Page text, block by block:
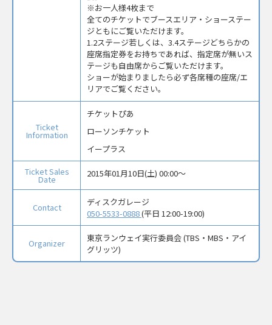
※お一人様4枚まで
全てのチケットでブースエリア・ショーステー
ジともにご覧いただけます。
1.2ステージ若しくは、3.4ステージどちらかの
座席指定券をお持ちであれば、指定席が無いス
テージも自由席からご覧いただけます。
ショーが始まりましたら必ず各席種の座席/エ
リアでご覧ください。
Ticket
Information
チケットぴあ
ローソンチケット
イープラス
Ticket Sales
Date
2015年01月10日(土) 00:00〜
Contact
ディスクガレージ
050-5533-0888(平日 12:00-19:00)
Organizer
東京ランウェイ実行委員会 (TBS・MBS・アイ
グリッツ)